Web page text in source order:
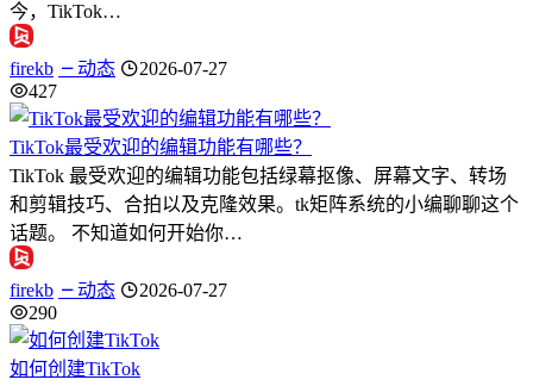
今，TikTok…
firekb 动态
2026-07-27
427
TikTok最受欢迎的编辑功能有哪些？
TikTok 最受欢迎的编辑功能包括绿幕抠像、屏幕文字、转场
和剪辑技巧、合拍以及克隆效果。tk矩阵系统的小编聊聊这个
话题。 不知道如何开始你…
firekb 动态
2026-07-27
290
如何创建TikTok